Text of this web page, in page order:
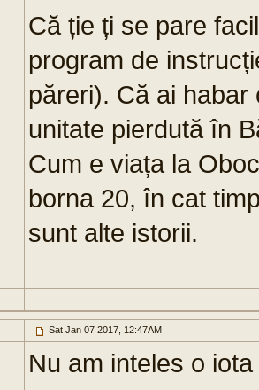
Că ție ți se pare
program de
păreri). Că ai
unitate pierdută în
Cum e viața la
borna 20, în cat
sunt alte istorii.
Sat Jan 07 2017, 12:47AM
Nu am inteles o